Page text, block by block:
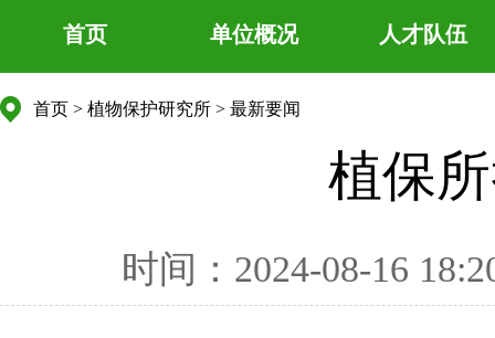
首页 单位概况 人才队伍
首页 > 植物保护研究所 > 最新要闻
植保
时间：2024-08-16